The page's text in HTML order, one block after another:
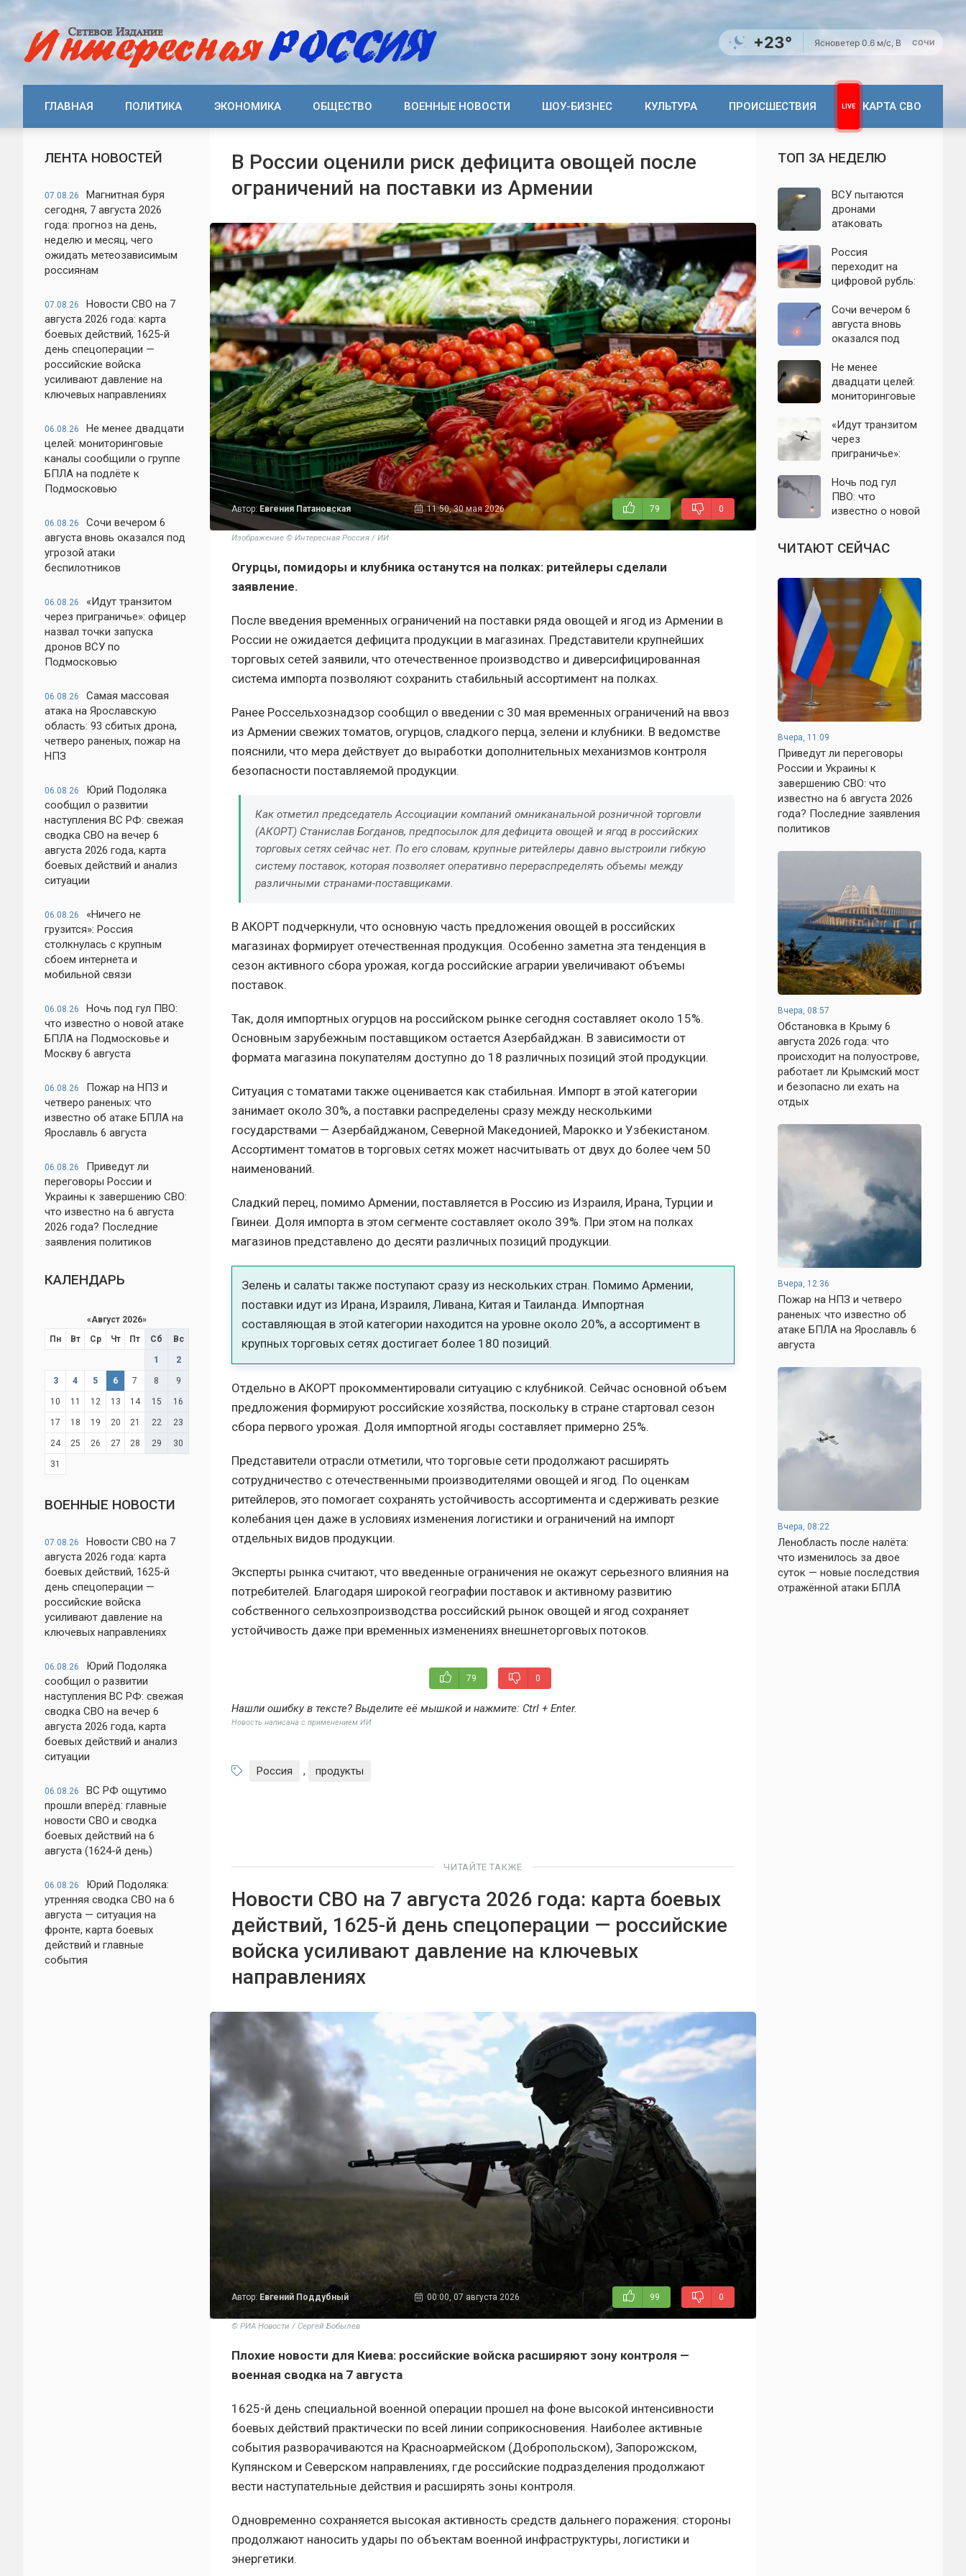
+23° Ясноветер 0.6 м/с, В СОЧИ
ГЛАВНАЯ ПОЛИТИКА ЭКОНОМИКА ОБЩЕСТВО ВОЕННЫЕ НОВОСТИ ШОУ-БИЗНЕС КУЛЬТУРА ПРОИСШЕСТВИЯ КАРТА СВО
ЛЕНТА НОВОСТЕЙ
07.08.26
Магнитная буря
сегодня, 7 августа 2026
года: прогноз на день,
неделю и месяц, чего
ожидать метеозависимым
россиянам
07.08.26
Новости СВО на 7
августа 2026 года: карта
боевых действий, 1625-й
день спецоперации —
российские войска
усиливают давление на
ключевых направлениях
06.08.26
Не менее двадцати
целей: мониторинговые
каналы сообщили о группе
БПЛА на подлёте к
Подмосковью
06.08.26
Сочи вечером 6
августа вновь оказался под
угрозой атаки
беспилотников
06.08.26
«Идут транзитом
через приграничье»: офицер
назвал точки запуска
дронов ВСУ по
Подмосковью
06.08.26
Самая массовая
атака на Ярославскую
область: 93 сбитых дрона,
четверо раненых, пожар на
НПЗ
06.08.26
Юрий Подоляка
сообщил о развитии
наступления ВС РФ: свежая
сводка СВО на вечер 6
августа 2026 года, карта
боевых действий и анализ
ситуации
06.08.26
«Ничего не
грузится»: Россия
столкнулась с крупным
сбоем интернета и
мобильной связи
06.08.26
Ночь под гул ПВО:
что известно о новой атаке
БПЛА на Подмосковье и
Москву 6 августа
06.08.26
Пожар на НПЗ и
четверо раненых: что
известно об атаке БПЛА на
Ярославль 6 августа
06.08.26
Приведут ли
переговоры России и
Украины к завершению СВО:
что известно на 6 августа
2026 года? Последние
заявления политиков
КАЛЕНДАРЬ
«Август 2026»
Пн
Вт Ср Чт Пт Сб Вс
1 2
3 4 5 6 7 8 9
10 11 12 13 14 15 16
17 18 19 20 21 22 23
24 25 26 27 28 29 30
31
ВОЕННЫЕ НОВОСТИ
07.08.26
Новости СВО на 7
августа 2026 года: карта
боевых действий, 1625-й
день спецоперации —
российские войска
усиливают давление на
ключевых направлениях
06.08.26
Юрий Подоляка
сообщил о развитии
наступления ВС РФ: свежая
сводка СВО на вечер 6
августа 2026 года, карта
боевых действий и анализ
ситуации
06.08.26
ВС РФ ощутимо
прошли вперёд: главные
новости СВО и сводка
боевых действий на 6
августа (1624-й день)
06.08.26
Юрий Подоляка:
утренняя сводка СВО на 6
августа — ситуация на
фронте, карта боевых
действий и главные
события
В России оценили риск дефицита овощей после
ограничений на поставки из Армении
Автор: Евгения Патановская 11:50, 30 мая 2026 79 0
Изображение © Интересная Россия / ИИ
Огурцы, помидоры и клубника останутся на полках: ритейлеры сделали
заявление.
После введения временных ограничений на поставки ряда овощей и ягод из Армении в
России не ожидается дефицита продукции в магазинах. Представители крупнейших
торговых сетей заявили, что отечественное производство и диверсифицированная
система импорта позволяют сохранить стабильный ассортимент на полках.
Ранее Россельхознадзор сообщил о введении с 30 мая временных ограничений на ввоз
из Армении свежих томатов, огурцов, сладкого перца, зелени и клубники. В ведомстве
пояснили, что мера действует до выработки дополнительных механизмов контроля
безопасности поставляемой продукции.
Как отметил председатель Ассоциации компаний омниканальной розничной торговли
(АКОРТ) Станислав Богданов, предпосылок для дефицита овощей и ягод в российских
торговых сетях сейчас нет. По его словам, крупные ритейлеры давно выстроили гибкую
систему поставок, которая позволяет оперативно перераспределять объемы между
различными странами-поставщиками.
В АКОРТ подчеркнули, что основную часть предложения овощей в российских
магазинах формирует отечественная продукция. Особенно заметна эта тенденция в
сезон активного сбора урожая, когда российские аграрии увеличивают объемы
поставок.
Так, доля импортных огурцов на российском рынке сегодня составляет около 15%.
Основным зарубежным поставщиком остается Азербайджан. В зависимости от
формата магазина покупателям доступно до 18 различных позиций этой продукции.
Ситуация с томатами также оценивается как стабильная. Импорт в этой категории
занимает около 30%, а поставки распределены сразу между несколькими
государствами — Азербайджаном, Северной Македонией, Марокко и Узбекистаном.
Ассортимент томатов в торговых сетях может насчитывать от двух до более чем 50
наименований.
Сладкий перец, помимо Армении, поставляется в Россию из Израиля, Ирана, Турции и
Гвинеи. Доля импорта в этом сегменте составляет около 39%. При этом на полках
магазинов представлено до десяти различных позиций продукции.
Зелень и салаты также поступают сразу из нескольких стран. Помимо Армении,
поставки идут из Ирана, Израиля, Ливана, Китая и Таиланда. Импортная
составляющая в этой категории находится на уровне около 20%, а ассортимент в
крупных торговых сетях достигает более 180 позиций.
Отдельно в АКОРТ прокомментировали ситуацию с клубникой. Сейчас основной объем
предложения формируют российские хозяйства, поскольку в стране стартовал сезон
сбора первого урожая. Доля импортной ягоды составляет примерно 25%.
Представители отрасли отметили, что торговые сети продолжают расширять
сотрудничество с отечественными производителями овощей и ягод. По оценкам
ритейлеров, это помогает сохранять устойчивость ассортимента и сдерживать резкие
колебания цен даже в условиях изменения логистики и ограничений на импорт
отдельных видов продукции.
Эксперты рынка считают, что введенные ограничения не окажут серьезного влияния на
потребителей. Благодаря широкой географии поставок и активному развитию
собственного сельхозпроизводства российский рынок овощей и ягод сохраняет
устойчивость даже при временных изменениях внешнеторговых потоков.
79 0
Нашли ошибку в тексте? Выделите её мышкой и нажмите: Ctrl + Enter.
Новость написана с применением ИИ
Россия , продукты
ЧИТАЙТЕ ТАКЖЕ
Новости СВО на 7 августа 2026 года: карта боевых
действий, 1625-й день спецоперации — российские
войска усиливают давление на ключевых
направлениях
Автор: Евгений Поддубный 00:00, 07 августа 2026 99 0
© РИА Новости / Сергей Бобылев
Плохие новости для Киева: российские войска расширяют зону контроля —
военная сводка на 7 августа
1625-й день специальной военной операции прошел на фоне высокой интенсивности
боевых действий практически по всей линии соприкосновения. Наиболее активные
события разворачиваются на Красноармейском (Добропольском), Запорожском,
Купянском и Северском направлениях, где российские подразделения продолжают
вести наступательные действия и расширять зоны контроля.
Одновременно сохраняется высокая активность средств дальнего поражения: стороны
продолжают наносить удары по объектам военной инфраструктуры, логистики и
энергетики.
ТОП ЗА НЕДЕЛЮ
ВСУ пытаются
дронами
атаковать
Крыма: свежие
подробности
налёта на
06.08.2026
Россия
переходит на
цифровой рубль:
систему сравнили
с моделью СССР
Сочи вечером 6
августа вновь
оказался под
беспилотников
Не менее
двадцати целей:
мониторинговые
сообщили о
группе БПЛА на
подлёте к
«Идут транзитом
через
приграничье»:
точки запуска
дронов ВСУ по
Подмосковью
Ночь под гул
ПВО: что
известно о новой
Подмосковье и
Москву 6 августа
ЧИТАЮТ СЕЙЧАС
Вчера, 11:09
Приведут ли переговоры
России и Украины к
завершению СВО: что
известно на 6 августа 2026
года? Последние заявления
политиков
Вчера, 08:57
Обстановка в Крыму 6
августа 2026 года: что
происходит на полуострове,
работает ли Крымский мост
и безопасно ли ехать на
отдых
Вчера, 12:36
Пожар на НПЗ и четверо
раненых: что известно об
атаке БПЛА на Ярославль 6
августа
Вчера, 08:22
Ленобласть после налёта:
что изменилось за двое
суток — новые последствия
отражённой атаки БПЛА